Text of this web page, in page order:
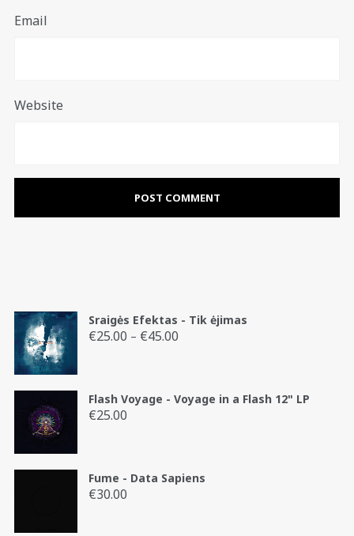
Email
Website
Sraigės Efektas - Tik ėjimas
€25.00 – €45.00Price
€45.00
Flash Voyage - Voyage in a Flash 12" LP
€25.00
Fume - Data Sapiens
€30.00